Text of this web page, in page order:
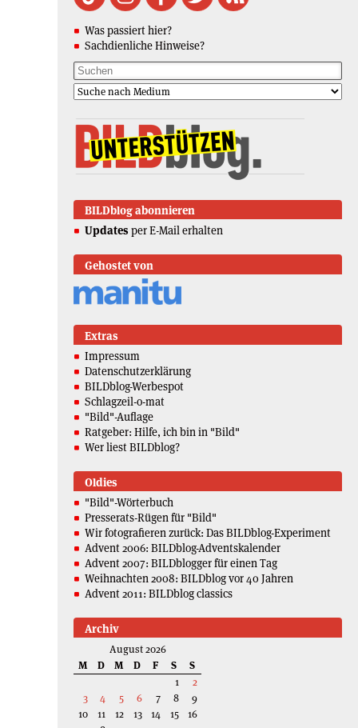
Was passiert hier?
Sachdienliche Hinweise?
BILDblog abonnieren
Updates per E-Mail erhalten
Gehostet von
Extras
Impressum
Datenschutzerklärung
BILDblog-Werbespot
Schlagzeil-o-mat
"Bild"-Auflage
Ratgeber: Hilfe, ich bin in "Bild"
Wer liest BILDblog?
Oldies
"Bild"-Wörterbuch
Presserats-Rügen für "Bild"
Wir fotografieren zurück: Das BILDblog-Experiment
Advent 2006: BILDblog-Adventskalender
Advent 2007: BILDblogger für einen Tag
Weihnachten 2008: BILDblog vor 40 Jahren
Advent 2011: BILDblog classics
Archiv
August 2026
M
D M D F S
S
1
2
3
4 5 6 7 8
9
10
11 12 13 14 15
16